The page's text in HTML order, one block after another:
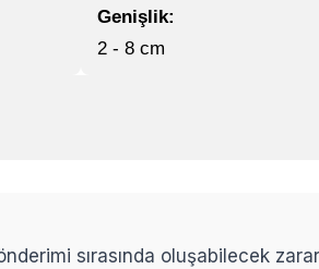
Genişlik:
2 - 8 cm
sırasında oluşabilecek